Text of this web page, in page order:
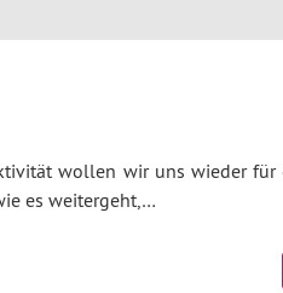
wollen wir uns wieder für
es weitergeht,…